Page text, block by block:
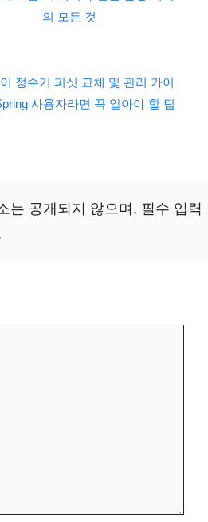
의 모든 것
정수기 퍼싯 교체 및 관리 가이
사용자라면 꼭 알아야 할 팁
는 공개되지 않으며, 필수 입력